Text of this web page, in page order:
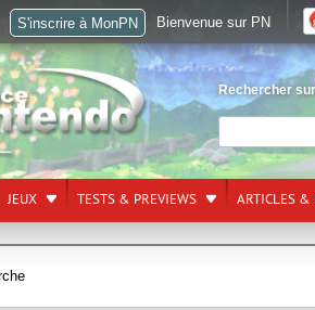
Rechercher
JEUX TESTS & PREVIEWS ARTICLES &
S'inscrire à MonPN Bienvenue sur PN